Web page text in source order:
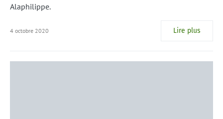
Alaphilippe.
4 octobre 2020 Lire plus